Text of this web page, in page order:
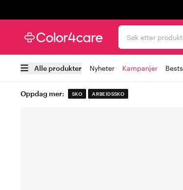
Søk etter
Alle produkter Nyheter Kampanjer
Oppdag mer: SKO ARBEIDSSKO